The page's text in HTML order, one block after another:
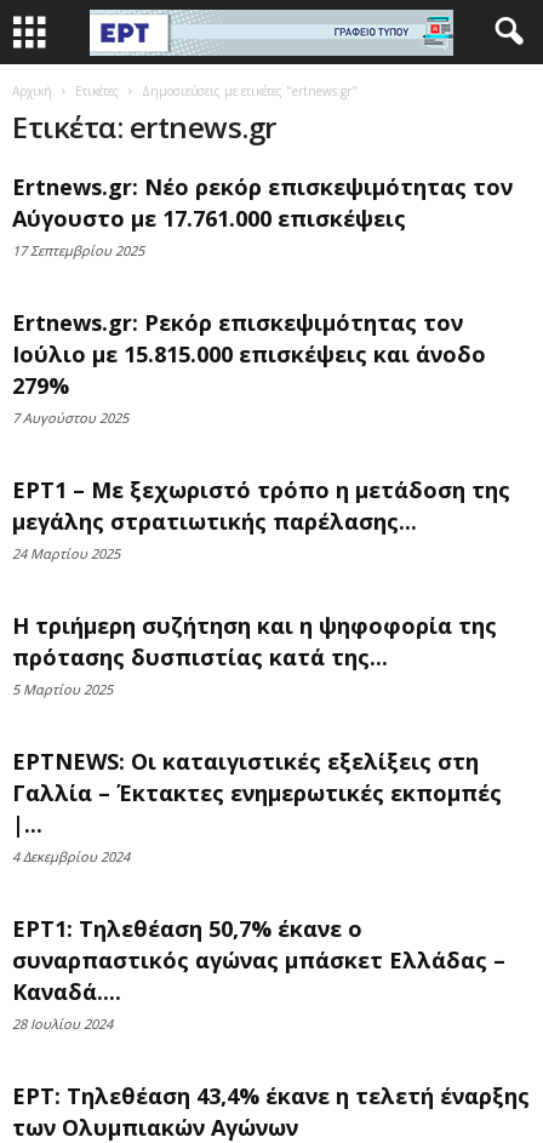
Αρχική Ετικέτες Δημοσιεύσεις με ετικέτες "ertnews.gr"
Ετικέτα: ertnews.gr
Ertnews.gr: Νέο ρεκόρ επισκεψιμότητας τον
Αύγουστο με 17.761.000 επισκέψεις
17 Σεπτεμβρίου 2025
Ertnews.gr: Ρεκόρ επισκεψιμότητας τον
Ιούλιο με 15.815.000 επισκέψεις και άνοδο
279%
7 Αυγούστου 2025
ΕΡΤ1 – Με ξεχωριστό τρόπο η μετάδοση της
μεγάλης στρατιωτικής παρέλασης...
24 Μαρτίου 2025
Η τριήμερη συζήτηση και η ψηφοφορία της
πρότασης δυσπιστίας κατά της...
5 Μαρτίου 2025
ΕΡΤNEWS: Οι καταιγιστικές εξελίξεις στη
Γαλλία – Έκτακτες ενημερωτικές εκπομπές
|...
4 Δεκεμβρίου 2024
EΡΤ1: Τηλεθέαση 50,7% έκανε ο
συναρπαστικός αγώνας μπάσκετ Ελλάδας –
Καναδά....
28 Ιουλίου 2024
ΕΡΤ: Τηλεθέαση 43,4% έκανε η τελετή έναρξης
των Ολυμπιακών Αγώνων